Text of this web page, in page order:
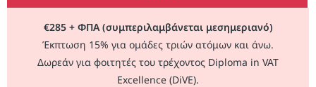
€285 + ΦΠΑ (συμπεριλαμβάνεται μεσημεριανό)
Έκπτωση 15% για ομάδες τριών ατόμων και άνω.
Δωρεάν για φοιτητές του τρέχοντος Diploma in VAT
Excellence (DiVE).